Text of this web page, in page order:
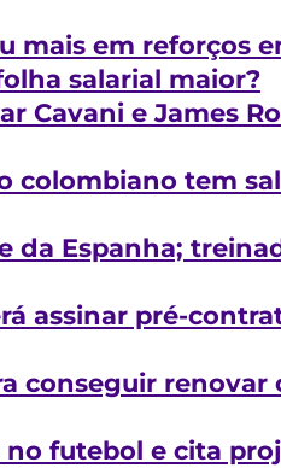
mais em reforços
salarial maior?
Cavani e James
colombiano tem
da Espanha;
assinar pré-
conseguir renovar
futebol e cita